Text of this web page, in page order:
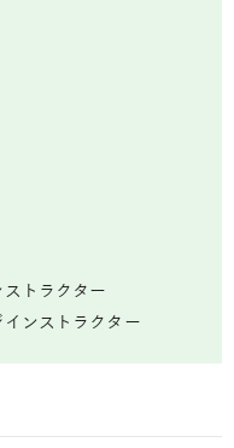
トラクター
ンストラクター